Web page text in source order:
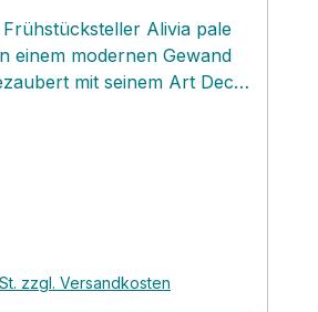
Alivia pale
einem modernen Gewand
mit seinem Art Deco
zzgl. Versandkosten